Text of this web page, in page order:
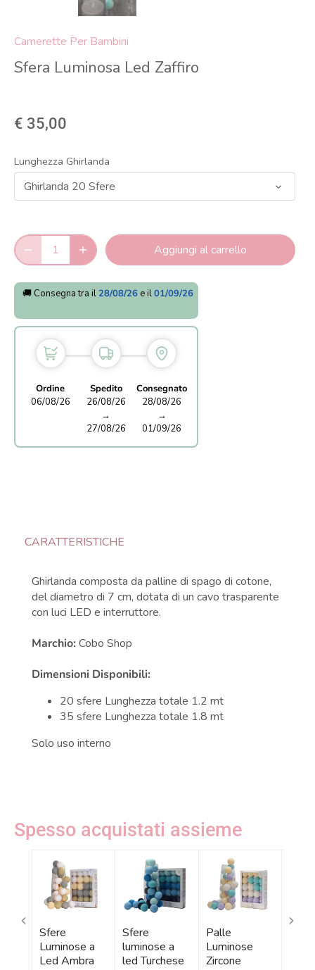
Camerette Per Bambini
Sfera Luminosa Led Zaffiro
€ 35,00
Lunghezza Ghirlanda
Ghirlanda 20 Sfere
Aggiungi al carrello
🚚 Consegna tra il 28/08/26 e il01/09/26
Ordine
06/08/26
Spedito
26/08/26
→
27/08/26
Consegnato
28/08/26
→
01/09/26
CARATTERISTICHE
Ghirlanda composta da palline di spago di cotone,
del diametro di 7 cm, dotata di un cavo trasparente
con luci LED e interruttore.
Marchio: Cobo Shop
Dimensioni Disponibili:
20 sfere Lunghezza totale 1.2 mt
35 sfere Lunghezza totale 1.8 mt
Solo uso interno
Spesso acquistati assieme
Sfere
Luminose a
Led Ambra
Sfere
luminose a
led Turchese
Palle
Luminose
Zircone